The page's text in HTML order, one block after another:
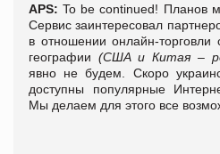
APS: To be continued! Планов
Сервис заинтересовал
в отношении онлайн-торговли
географии (США и Китая –
явно не будем. Скоро
доступны популярные
Мы делаем для этого все